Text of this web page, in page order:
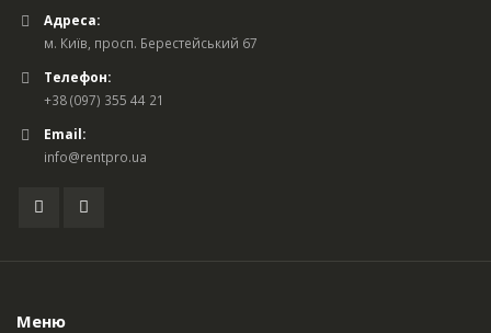
Адреса:
м. Київ, просп. Берестейський 67
Телефон:
+38 (097) 355 44 21
Email:
info@rentpro.ua
Меню